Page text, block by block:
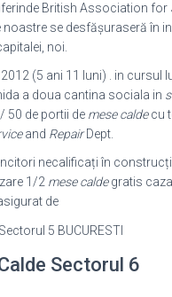
British Association for
noastre se desfășuraseră în
noi.
(5 ani 11 luni) . in cursul
a doua cantina sociala in
50 de portii de mese caldecu
and RepairDept.
necalificați în
1/2 mese caldegratis
de
Sectorul 6